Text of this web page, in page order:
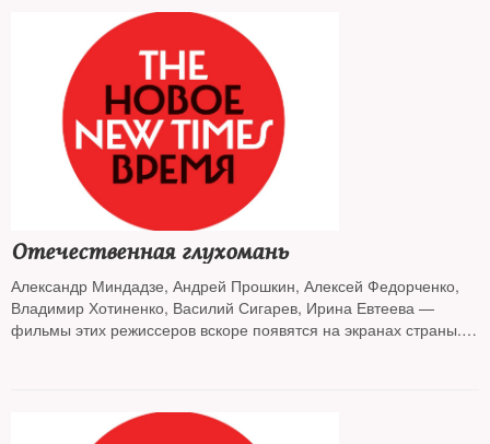
Отечественная глухомань
Александр Миндадзе, Андрей Прошкин, Алексей Федорченко,
Владимир Хотиненко, Василий Сигарев, Ирина Евтеева —
фильмы этих режиссеров вскоре появятся на экранах страны.